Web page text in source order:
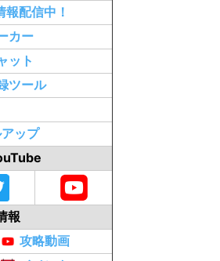
配信中！
カー
ット
ツール
ップ
報
攻略動画